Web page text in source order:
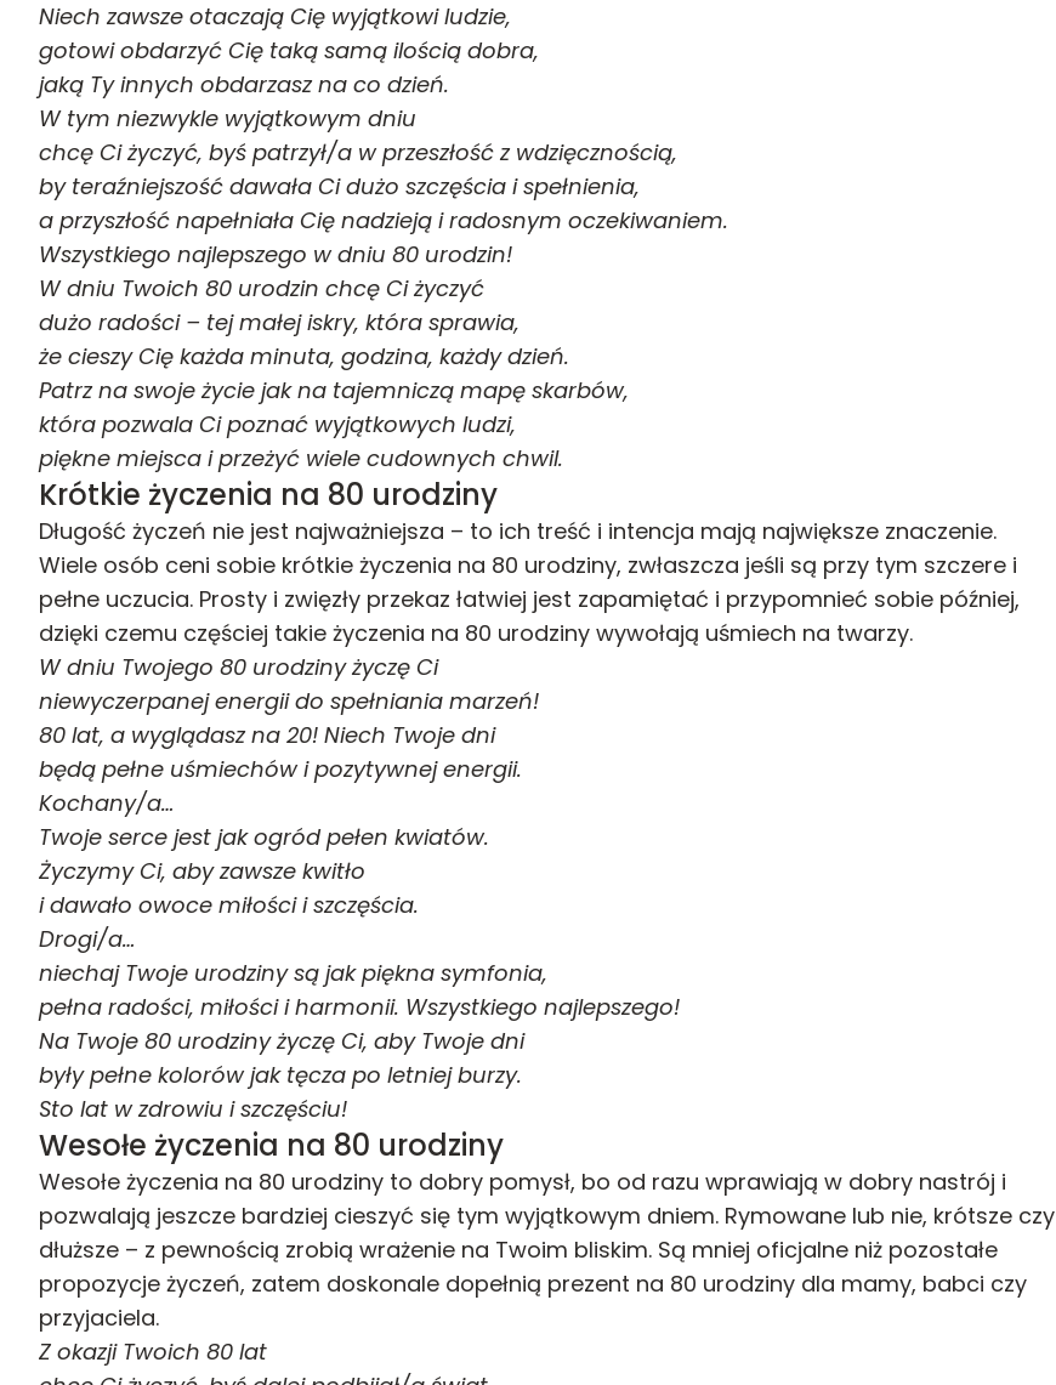
Niech zawsze otaczają Cię wyjątkowi ludzie,
gotowi obdarzyć Cię taką samą ilością dobra,
jaką Ty innych obdarzasz na co dzień.
W tym niezwykle wyjątkowym dniu
chcę Ci życzyć, byś patrzył/a w przeszłość z wdzięcznością,
by teraźniejszość dawała Ci dużo szczęścia i spełnienia,
a przyszłość napełniała Cię nadzieją i radosnym oczekiwaniem.
Wszystkiego najlepszego w dniu 80 urodzin!
W dniu Twoich 80 urodzin chcę Ci życzyć
dużo radości – tej małej iskry, która sprawia,
że cieszy Cię każda minuta, godzina, każdy dzień.
Patrz na swoje życie jak na tajemniczą mapę skarbów,
która pozwala Ci poznać wyjątkowych ludzi,
piękne miejsca i przeżyć wiele cudownych chwil.
Krótkie życzenia na 80 urodziny
Długość życzeń nie jest najważniejsza – to ich treść i intencja mają największe znaczenie.
Wiele osób ceni sobie krótkie życzenia na 80 urodziny, zwłaszcza jeśli są przy tym szczere i
pełne uczucia. Prosty i zwięzły przekaz łatwiej jest zapamiętać i przypomnieć sobie później,
dzięki czemu częściej takie życzenia na 80 urodziny wywołają uśmiech na twarzy.
W dniu Twojego 80 urodziny życzę Ci
niewyczerpanej energii do spełniania marzeń!
80 lat, a wyglądasz na 20! Niech Twoje dni
będą pełne uśmiechów i pozytywnej energii.
Kochany/a…
Twoje serce jest jak ogród pełen kwiatów.
Życzymy Ci, aby zawsze kwitło
i dawało owoce miłości i szczęścia.
Drogi/a…
niechaj Twoje urodziny są jak piękna symfonia,
pełna radości, miłości i harmonii. Wszystkiego najlepszego!
Na Twoje 80 urodziny życzę Ci, aby Twoje dni
były pełne kolorów jak tęcza po letniej burzy.
Sto lat w zdrowiu i szczęściu!
Wesołe życzenia na 80 urodziny
Wesołe życzenia na 80 urodziny to dobry pomysł, bo od razu wprawiają w dobry nastrój i
pozwalają jeszcze bardziej cieszyć się tym wyjątkowym dniem. Rymowane lub nie, krótsze czy
dłuższe – z pewnością zrobią wrażenie na Twoim bliskim. Są mniej oficjalne niż pozostałe
propozycje życzeń, zatem doskonale dopełnią prezent na 80 urodziny dla mamy, babci czy
przyjaciela.
Z okazji Twoich 80 lat